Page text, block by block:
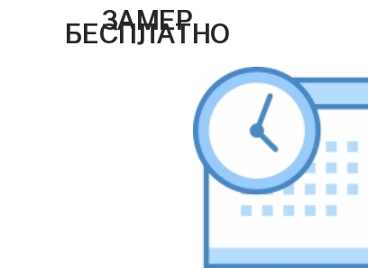
ЗАМЕР
БЕСПЛАТНО